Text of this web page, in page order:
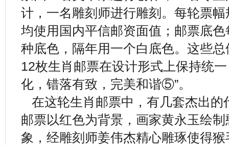
计，一名雕刻师进行雕刻。每轮票
均使用国内平信邮资面值；邮票底
种底色，隔年用一个白底色。这些
12枚生肖邮票在设计形式上保持统
化，错落有致，完美和谐⑤”。
在这轮生肖邮票中，有几套杰出的
邮票以红色为背景，画家黄永玉绘
象，经雕刻师姜伟杰精心雕琢使得